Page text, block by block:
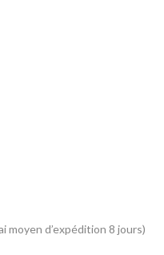
d’expédition 8 jours)